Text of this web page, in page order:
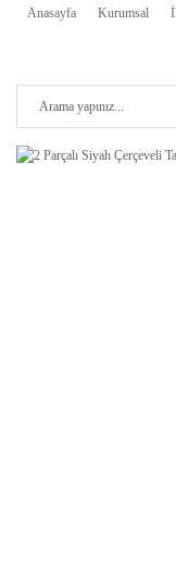
Anasayfa Kurumsal